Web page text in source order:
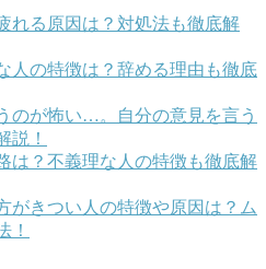
れる原因は？対処法も徹底解
人の特徴は？辞める理由も徹底
のが怖い…。自分の意見を言う
説！
は？不義理な人の特徴も徹底解
がきつい人の特徴や原因は？ム
！